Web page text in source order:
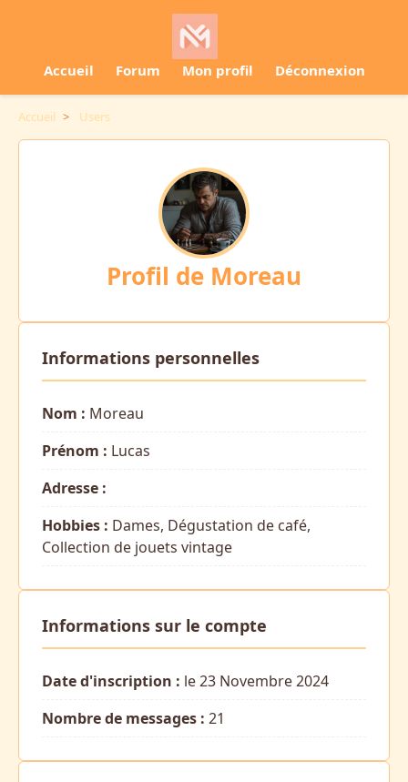
Accueil Forum Mon profil Déconnexion
Accueil > Users
Profil de Moreau
Informations personnelles
Nom : Moreau
Prénom : Lucas
Adresse :
Hobbies : Dames, Dégustation de café,
Collection de jouets vintage
Informations sur le compte
Date d'inscription : le 23 Novembre 2024
Nombre de messages : 21